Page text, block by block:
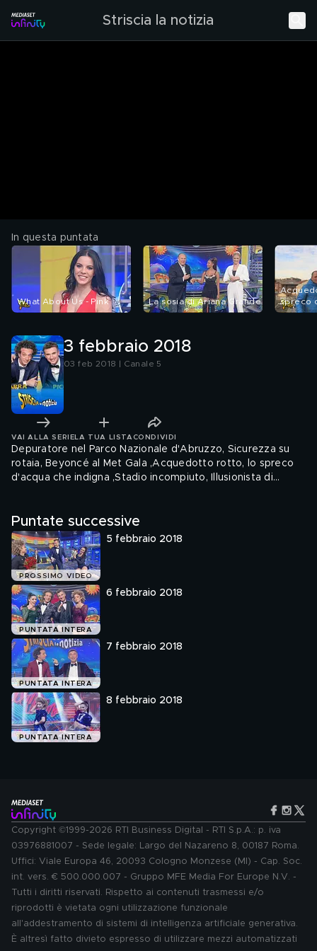
Striscia la notizia
In questa puntata
What About Us - Pink La sosia di Ariana Grande
spreco
indigna
3 febbraio 2018
03 feb 2018 | Canale 5
VAI ALLA SERIE LA TUA LISTA CONDIVIDI
Depuratore nel Parco Nazionale d'Abruzzo, Sicurezza su
rotaia, Beyoncé al Met Gala ,Acquedotto rotto, lo spreco
d'acqua che indigna ,Stadio incompiuto, Illusionista di
Puntate successive
PROSSIMO VIDEO
5 febbraio 2018
PUNTATA INTERA
6 febbraio 2018
PUNTATA INTERA
7 febbraio 2018
PUNTATA INTERA
8 febbraio 2018
Copyright ©1999-2026 RTI Business Digital - RTI S.p.A.: p. iva
03976881007 - Sede legale: Largo del Nazareno 8, 00187 Roma.
Uffici: Viale Europa 46, 20093 Cologno Monzese (MI) - Cap. Soc.
int. vers. € 500.000.007 - Gruppo MFE Media For Europe N.V. -
Tutti i diritti riservati. Rispetto ai contenuti trasmessi e/o
riprodotti è vietata ogni utilizzazione funzionale
all'addestramento di sistemi di intelligenza artificiale generativa.
È altresì fatto divieto espresso di utilizzare mezzi automatizzati